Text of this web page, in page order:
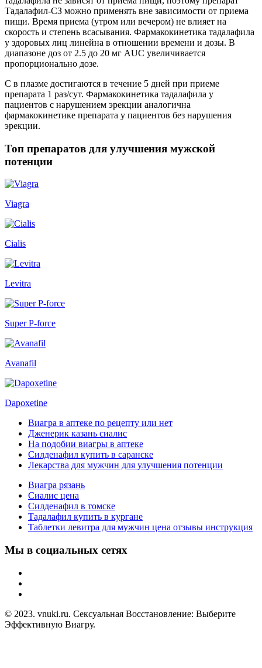
Тадалафил-СЗ можно применять вне зависимости от приема
пищи. Время приема (утром или вечером) не влияет на
скорость и степень всасывания. Фармакокинетика тадалафила
у здоровых лиц линейна в отношении времени и дозы. В
диапазоне доз от 2.5 до 20 мг AUC увеличивается
пропорционально дозе.
C в плазме достигаются в течение 5 дней при приеме
препарата 1 раз/сут. Фармакокинетика тадалафила у
пациентов с нарушением эрекции аналогична
фармакокинетике препарата у пациентов без нарушения
эрекции.
Топ препаратов для улучшения мужской
потенции
Viagra
Cialis
Levitra
Super P-force
Avanafil
Dapoxetine
Виагра в аптеке по рецепту или нет
Дженерик казань сиалис
На подобии виагры в аптеке
Силденафил купить в саранске
Лекарства для мужчин для улучшения потенции
Виагра рязань
Сиалис цена
Силденафил в томске
Тадалафил купить в кургане
Таблетки левитра для мужчин цена отзывы инструкция
Мы в социальных сетях
© 2023. vnuki.ru. Сексуальная Восстановление: Выберите
Эффективную Виагру.